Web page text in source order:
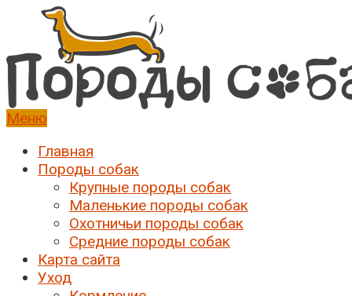
Породы собак
Породы собак с фото, описанием
Меню
Главная
Породы собак
Крупные породы собак
Маленькие породы собак
Охотничьи породы собак
Средние породы собак
Карта сайта
Уход